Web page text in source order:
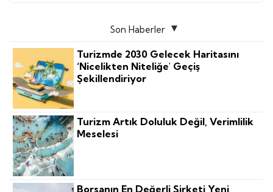
Son Haberler
Turizmde 2030 Gelecek Haritasını
‘nicelikten Niteliğe' Geçiş
Şekillendiriyor
Turizm Artık Doluluk Değil, Verimlilik
Meselesi
Borsanın En Değerli Şirketi Yeni